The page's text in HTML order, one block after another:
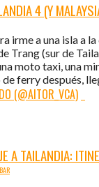
4 (Y
irme a una isla a
Trang (sur de
moto taxi, una
ferry después,
(@AITOR_VCA)
A TAILANDIA: